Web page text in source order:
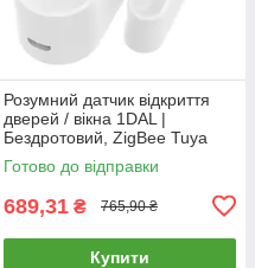
Розумний датчик відкриття
дверей / вікна 1DAL |
Бездротовий, ZigBee Tuya
(DS07B2)
Готово до відправки
689,31 ₴ 765,90 ₴
Купити